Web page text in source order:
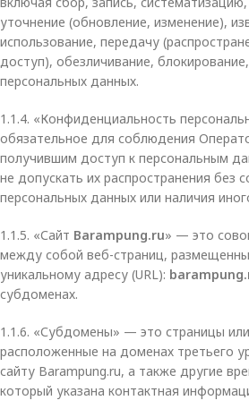
уточнение (обновление, изменение),
использование, передачу
доступ), обезличивание,
персональных данных.
1.1.4. «Конфиденциальность
обязательное для соблюдения
получившим доступ к персональным
не допускать их распространения без
персональных данных или наличия
1.1.5. «Сайт Barampung.ru» — это
между собой веб-страниц,
уникальному адресу (URL):
субдоменах.
1.1.6. «Субдомены» — это страницы
расположенные на доменах третьего
сайту Barampung.ru, а также другие
который указана контактная